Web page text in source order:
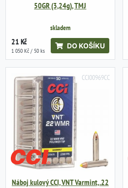
50GR (3,24g), TMJ
skladem
21 Kč
1 050 Kč / 50 ks
DO KOŠÍKU
CCI00969CC
Náboj kulový CCI, VNT Varmint, .22